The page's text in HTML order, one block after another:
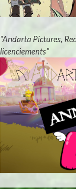
"Andarta Pictures,
licenciements"